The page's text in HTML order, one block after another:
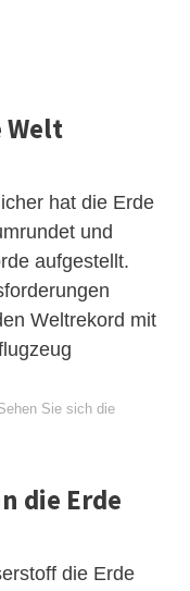
Welt
hat die Erde
und
aufgestellt.
Weltrekord mit
Sie sich die
die Erde
die Erde